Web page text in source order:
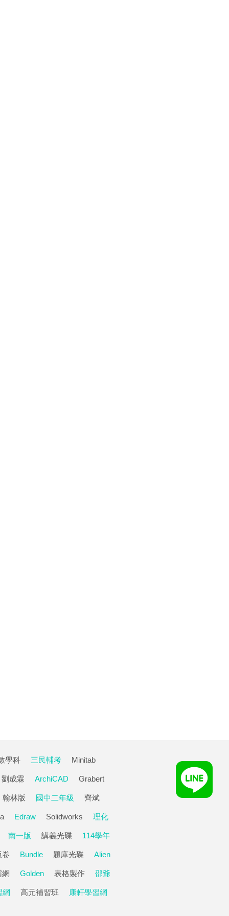
學科 三民輔考 Minitab
劉成霖 ArchiCAD Grabert
翰林版 國中二年級 齊斌
Edraw Solidworks 理化
南一版 講義光碟 114學年
卷 Bundle 題庫光碟 Alien
網 Golden 表格製作 邵爺
網 高元補習班 康軒學習網